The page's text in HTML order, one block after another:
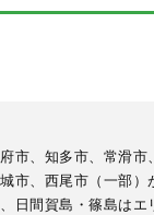
市、知多市、常滑
市、西尾市（一部
日間賀島・篠島は